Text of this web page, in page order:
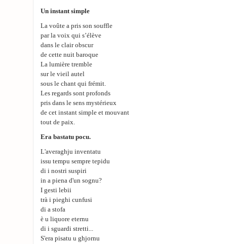
Un instant simple
La voûte a pris son souffle
par la voix qui s’élève
dans le clair obscur
de cette nuit baroque
La lumière tremble
sur le vieil autel
sous le chant qui frémit.
Les regards sont profonds
pris dans le sens mystérieux
de cet instant simple et mouvant
tout de paix.
Era bastatu pocu.
L'averaghju inventatu
issu tempu sempre tepidu
di i nostri suspiri
in a piena d'un sognu?
I gesti lebii
trà i pieghi cunfusi
di a stofa
è u liquore eternu
di i sguardi stretti...
S'era pisatu u ghjornu